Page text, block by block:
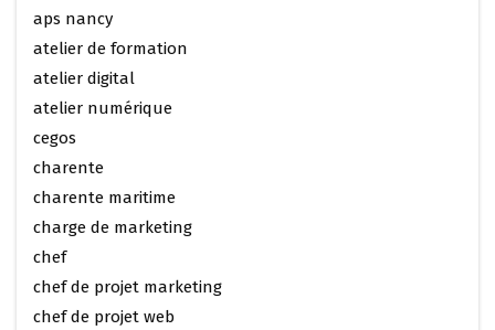
aps nancy
atelier de formation
atelier digital
atelier numérique
cegos
charente
charente maritime
charge de marketing
chef
chef de projet marketing
chef de projet web